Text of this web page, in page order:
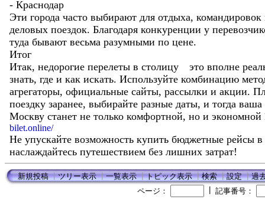
- Краснодар
Эти города часто выбирают для отдыха, командировок
деловых поездок. Благодаря конкуренции у
туда бывают весьма разумными по цене.
Итог
Итак, недорогие перелеты в столицу это вполне
знать, где и как искать. Используйте комбинацию
агрегаторы, официальные сайты, рассылки и акции.
поездку заранее, выбирайте разные даты, и тогда ваша
Москву станет не только комфортной, но и экономной
bilet.online/
Не упускайте возможность купить бюджетные рейсы
наслаждайтесь путешествием без лишних затрат!
新規投稿┃ツリー表示┃一覧表示┃トピック表示┃検索┃設定┃過
ページ：
記事番号：